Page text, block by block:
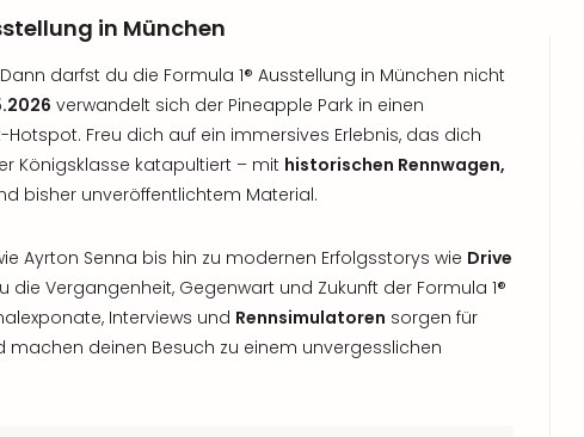
in München
darfst du die Formula 1® Ausstellung in München nicht
verwandelt sich der Pineapple Park in einen
Freu dich auf ein immersives Erlebnis, das dich
Königsklasse katapultiert – mit historischen Rennwagen,
bisher unveröffentlichtem Material.
Ayrton Senna bis hin zu modernen Erfolgsstorys wie Drive
die Vergangenheit, Gegenwart und Zukunft der Formula 1®
Interviews und Rennsimulatoren sorgen für
deinen Besuch zu einem unvergesslichen